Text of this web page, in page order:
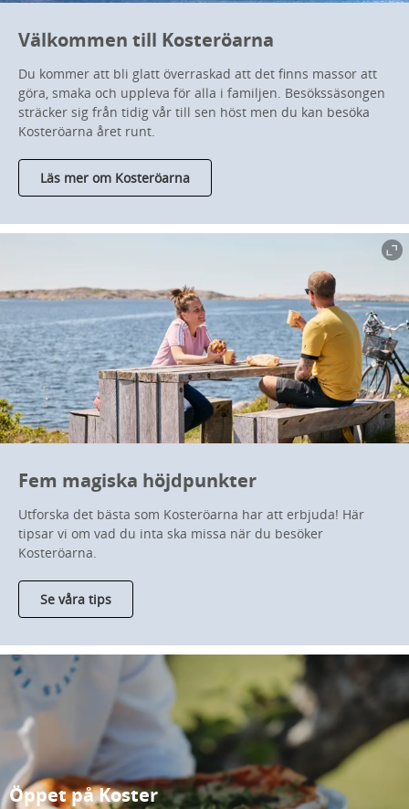
Välkommen till Kosteröarna
Du kommer att bli glatt överraskad att det finns massor att
göra, smaka och uppleva för alla i familjen. Besökssäsongen
sträcker sig från tidig vår till sen höst men du kan besöka
Kosteröarna året runt.
Läs mer om Kosteröarna
Fem magiska höjdpunkter
Utforska det bästa som Kosteröarna har att erbjuda! Här
tipsar vi om vad du inta ska missa när du besöker
Kosteröarna.
Se våra tips
Öppet på Koster